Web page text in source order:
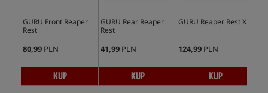
GURU Front Reaper
Rest
80,99 PLN
KUP
GURU Rear Reaper
Rest
41,99 PLN
KUP
GURU Reaper Rest XL
124,99 PLN
KUP